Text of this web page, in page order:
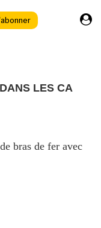
LES CA
bras de fer avec